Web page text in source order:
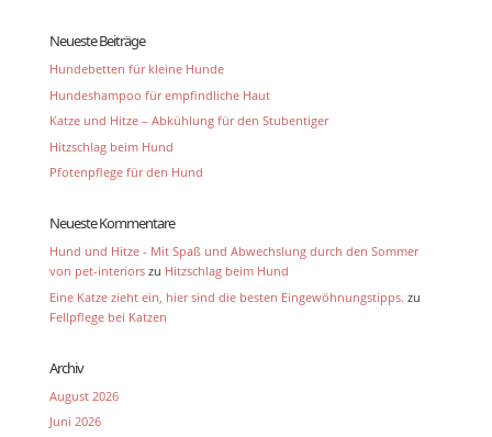
Neueste Beiträge
Hundebetten für kleine Hunde
Hundeshampoo für empfindliche Haut
Katze und Hitze – Abkühlung für den Stubentiger
Hitzschlag beim Hund
Pfotenpflege für den Hund
Neueste Kommentare
Hund und Hitze - Mit Spaß und Abwechslung durch den Sommer
von pet-interiorszu Hitzschlag beim Hund
Eine Katze zieht ein, hier sind die besten Eingewöhnungstipps. zu
Fellpflege bei Katzen
Archiv
August 2026
Juni 2026